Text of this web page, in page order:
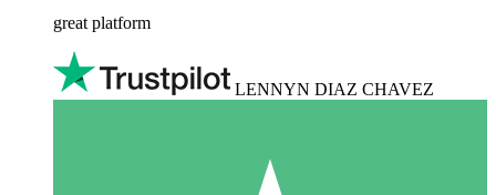
great platform
LENNYN DIAZ CHAVEZ